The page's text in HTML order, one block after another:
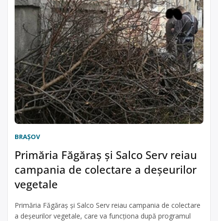
BRAŞOV
Primăria Făgăraş şi Salco Serv reiau
campania de colectare a deșeurilor
vegetale
Primăria Făgăraş şi Salco Serv reiau campania de colectare
a deșeurilor vegetale, care va funcționa după programul